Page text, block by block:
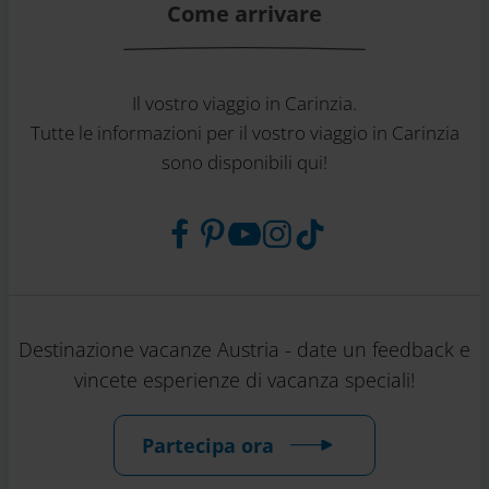
Come arrivare
Il vostro viaggio in Carinzia.
Tutte le informazioni per il vostro viaggio in Carinzia
sono disponibili qui!
Destinazione vacanze Austria - date un feedback e
vincete esperienze di vacanza speciali!
Partecipa ora